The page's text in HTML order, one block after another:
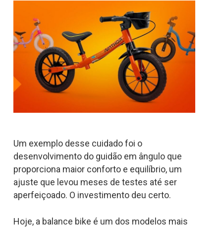
Um exemplo desse cuidado foi o
desenvolvimento do guidão em ângulo que
proporciona maior conforto e equilíbrio, um
ajuste que levou meses de testes até ser
aperfeiçoado. O investimento deu certo.
Hoje, a balance bike é um dos modelos mais